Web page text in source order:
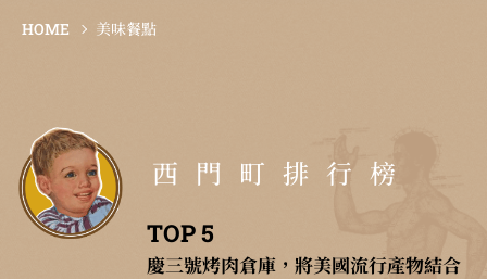
HOME 美味餐點
西門町排行榜
TOP 5
慶三號烤肉倉庫，將美國流行產物結合